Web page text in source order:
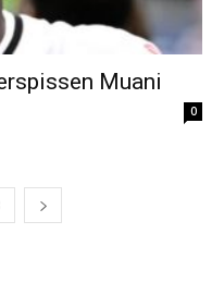
Muani
0